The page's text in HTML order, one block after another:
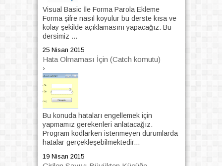
Visual Basic İle Forma Parola Ekleme
Forma şifre nasıl koyulur bu derste kısa ve
kolay şekilde açıklamasını yapacağız. Bu
dersimiz ...
25 Nisan 2015
Hata Olmaması İçin (Catch komutu)
›
Bu konuda hataları engellemek için
yapmamız gerekenleri anlatacağız.
Program kodlarken istenmeyen durumlarda
hatalar gerçekleşebilmektedir...
19 Nisan 2015